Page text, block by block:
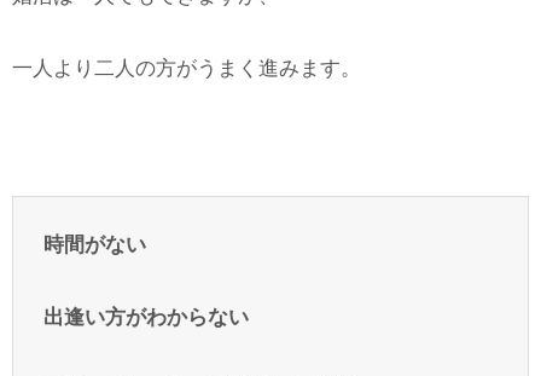
一人より二人の方がうまく進みます。
時間がない
出逢い方がわからない